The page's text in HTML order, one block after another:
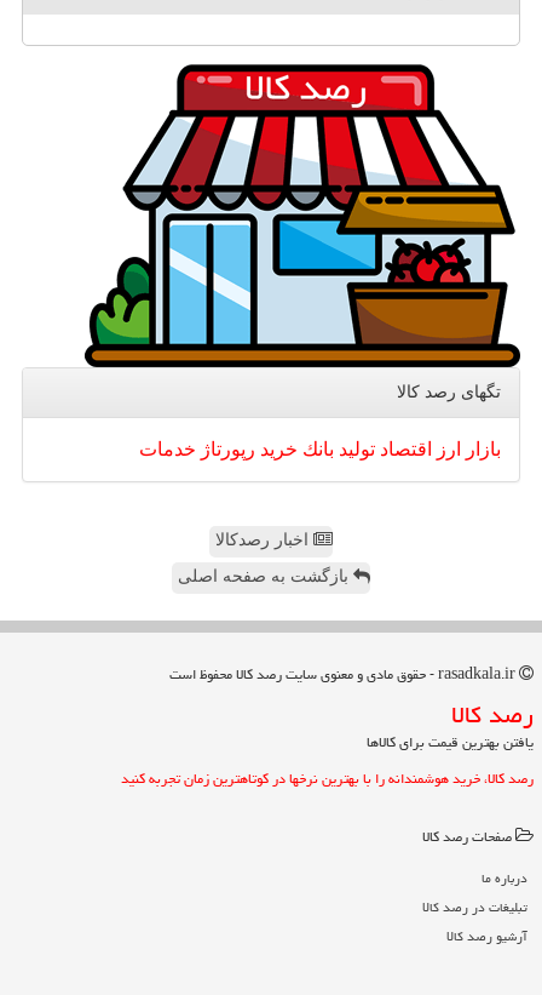
تگهای رصد كالا
بازار ارز اقتصاد تولید بانك خرید رپورتاژ خدمات
اخبار رصدکالا
بازگشت به صفحه اصلی
رصد كالا
یافتن بهترین قیمت برای کالاها
رصد کالا، خرید هوشمندانه را با بهترین نرخها در کوتاهترین زمان تجربه کنید
صفحات رصد كالا
درباره ما
تبلیغات در رصد كالا
آرشیو رصد كالا